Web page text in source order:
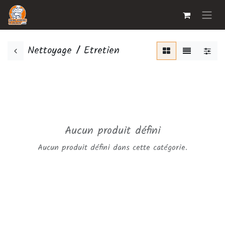
Nettoyage / Etretien
Aucun produit défini
Aucun produit défini dans cette catégorie.